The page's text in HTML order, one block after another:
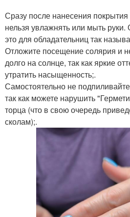
Сразу после нанесения покрытия
нельзя увлажнять или мыть руки.
это для обладательниц так
Отложите посещение солярия и
долго на солнце, так как яркие
утратить насыщенность;.
Самостоятельно не
так как можете нарушить
торца (что в свою очередь
сколам);.